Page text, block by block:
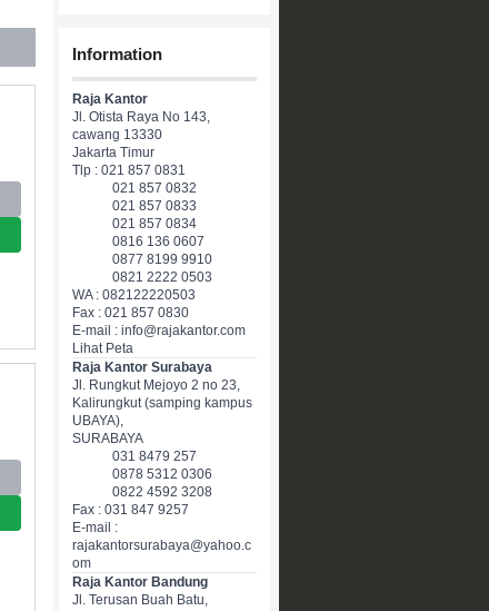
Information
Raja Kantor
Jl. Otista Raya No 143,
cawang 13330
Jakarta Timur
Tlp : 021 857 0831
021 857 0832
021 857 0833
021 857 0834
0816 136 0607
0877 8199 9910
0821 2222 0503
WA : 082122220503
Fax : 021 857 0830
E-mail : info@rajakantor.com
Lihat Peta
Raja Kantor Surabaya
Jl. Rungkut Mejoyo 2 no 23,
Kalirungkut (samping kampus
UBAYA),
SURABAYA
031 8479 257
0878 5312 0306
0822 4592 3208
Fax : 031 847 9257
E-mail :
rajakantorsurabaya@yahoo.c
om
Raja Kantor Bandung
Jl. Terusan Buah Batu,